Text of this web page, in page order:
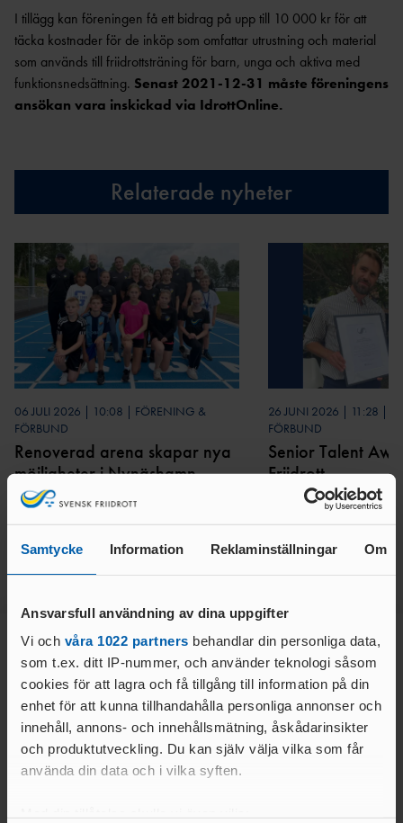
Samtycke Information Reklaminställningar Om
Ansvarsfull användning av dina uppgifter
Vi och våra 1022 partners behandlar din personliga data,
som t.ex. ditt IP-nummer, och använder teknologi såsom
cookies för att lagra och få tillgång till information på din
enhet för att kunna tillhandahålla personliga annonser och
innehåll, annons- och innehållsmätning, åskådarinsikter
och produktutveckling. Du kan själv välja vilka som får
använda din data och i vilka syften.
OC
R
FRISKIS &
SVETTIS
VANDRIN
G
MEDLEM I SVENSK
FRIIDROTT
HITTA
FÖRENING
STARTA
FÖRENING
FÖRSÄKRING
AR
MEDLEMSAVGI
FT
TE
ÅRSHJUL
ÅRSRAPPO
RT
CHECKLISTA FÖR
STYRELSEN
BARN- &
UNGDOMSVERKSAMHET
EN
LEDIGA TJÄNSTER &
UPPDRAG
IDROTTSORGANISATIO
NER
INTERNATIONELLA
NYHETSBREV
KONTAKTA OSS
STYRELS
E
REVISORE
R
VALBEREDNIN
G
DISCIPLINNÄM
ND
LI
DISTRIK
T
LANDSLAGSLEDA
RE
FÖRBUNDSSTARTE
RS
FÖRBUNDSDOMA
UTBILDARE FÖR
GRUNDUTBILDNING FÖR
TRÄNARE
FRIIDROTTSTRÄNARE
STEG 1
FRIIDROTTSTRÄNARE
FRIIDROTTSTRÄNARE
LÖPLEDAR
E
LÖPTRÄNA
RE
FORTBILDNING TRÄNARE
EA COACHING SUMMIT SERIES MALMÖ
2026
M
STYRKAN MED ETT
TRÄNARTEAM
JÄMSTÄLLDHET BLAND BARN- OCH
NÄTVERKET KVINNLIGA ELITTRÄNARE
(EPOS)
ORGANISATIONS- OCH
FÖRENINGSUTVECKLING
FRIIDROTTSFÖRÄLD
DISCIPLINNÄMND
EN
UTDRAG UR
BELASTNINGSREGISTRET
TRYGG
MATCHFIXNIN
G
KASTSÄKERH
ET
FRISK
FRIIDROTT
FRIIDROTTENS SPELREGLER -
UPPFÖRANDEKOD
DISKUSSIONSKORT FÖR
SKICKA IN DITT EGET
DISKUSSIONSKORT
CERTIFIERIN
G
KONCEPTANLÄGGNINGAR
ELITANLÄGGNI
FRIIDROTTSPLA
TS
NÄRIDROTTSPLA
TS
ARENA
INOMHUS
KOMBIHA
LL
VISIONÄRA
ANLÄGGNINGAR
PARKANLÄGGNI
NG
KASTPLAN
ER
RIKTLINJER KONCEPTUTVECKLING
I tillägg kan föreningen få ett bidrag på upp till 10 000 kr för att
täcka kostnader för de inköp som omfattar utrustning och material
som används till friidrottsträning för barn, unga och aktiva med
funktionsnedsättning. Senast 2021-12-31 måste föreningens
ansökan vara inskickad via IdrottOnline.
Relaterade nyheter
06 JULI 2026 | 10:08 | FÖRENING &
FÖRBUND
Renoverad arena skapar nya
möjligheter i Nynäshamn
LÄS MER
26 JUNI 2026 | 11:28 |
FÖRBUND
Senior Talent
Friidrott
LÄS MER
Huvudsponsor